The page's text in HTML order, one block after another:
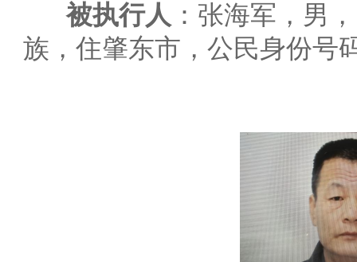
被执行人 ：张海军，男
族，住肇东市，公民身份号